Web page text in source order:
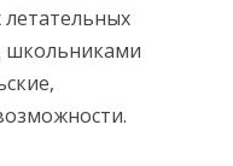
школьниками